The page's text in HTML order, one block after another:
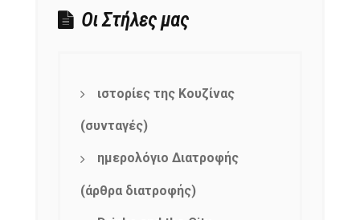
Οι Στήλες μας
ιστορίες της Κουζίνας
(συνταγές)
ημερολόγιο Διατροφής
(άρθρα διατροφής)